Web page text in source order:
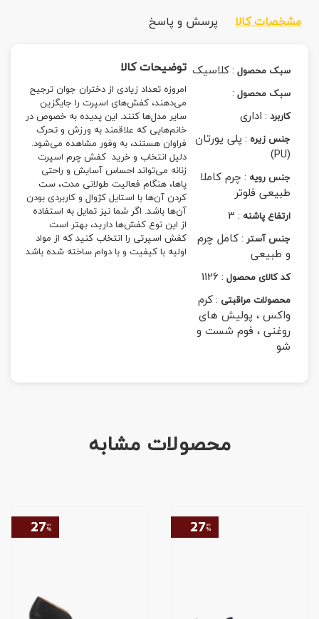
مشخصات کالا پرسش و پاسخ
سبک محصول :کلاسیک
سبک محصول :
کاربرد :اداری
جنس زیره :پلی یورتان
(PU)
جنس رویه :چرم کاملا
طبیعی فلوتر
ارتفاع پاشنه :
3
جنس آستر :کامل چرم
و طبیعی
کد کالای محصول :
1126
محصولات مراقبتی :کرم
واکس ، پولیش های
روغنی ، فوم شست و
شو
توضیحات کالا
امروزه تعداد زیادی از دختران جوان ترجیح
می‌دهند، کفش‌های اسپرت را جایگزین
سایر مدل‌ها کنند. این پدیده به خصوص در
خانم‌هایی که علاقمند به ورزش و تحرک
فراوان هستند، به وفور مشاهده می‌شود.
دلیل انتخاب و خرید کفش چرم اسپرت
زنانه می‌تواند احساس آسایش و راحتی
پاها، هنگام فعالیت طولانی مدت، ست
کردن آن‌ها با استایل کژوال و کاربردی بودن
آن‌ها باشد. اگر شما نیز تمایل به استفاده
از این نوع کفش‌ها دارید، بهتر است
کفش اسپرتی را انتخاب کنید که از مواد
اولیه با کیفیت و با دوام ساخته شده باشد
محصولات مشابه